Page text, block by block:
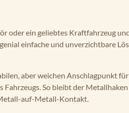
ein geliebtes Kraftfahrzeug
einfache und unverzichtbare
aber weichen Anschlagpunkt
So bleibt der
auf-Metall-Kontakt.